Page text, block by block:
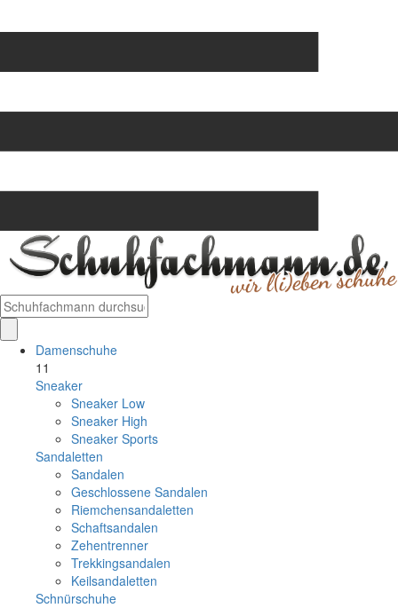
Damenschuhe
11
Sneaker
Sneaker Low
Sneaker High
Sneaker Sports
Sandaletten
Sandalen
Geschlossene Sandalen
Riemchensandaletten
Schaftsandalen
Zehentrenner
Trekkingsandalen
Keilsandaletten
Schnürschuhe